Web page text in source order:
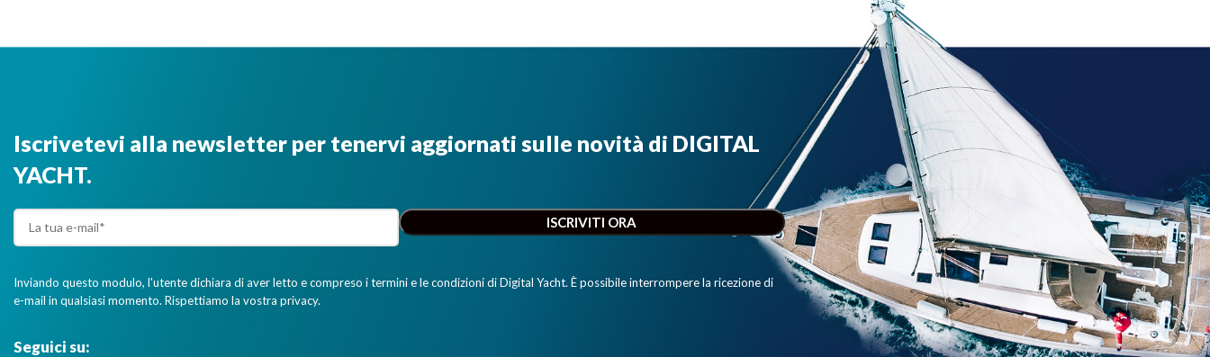
Iscrivetevi alla newsletter per tenervi aggiornati sulle novità di DIGITAL
YACHT.
Inviando questo modulo, l'utente dichiara di aver letto e compreso i termini e le condizioni di Digital Yacht. È possibile interrompere la ricezione di
e-mail in qualsiasi momento. Rispettiamo la vostra privacy.
Seguici su: